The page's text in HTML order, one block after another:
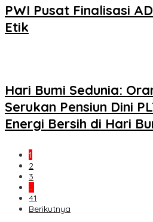
PWI Pusat Finalisasi
Etik
Hari Bumi Sedunia:
Serukan Pensiun Dini
Energi Bersih di Hari
1
2
3
…
41
Berikutnya